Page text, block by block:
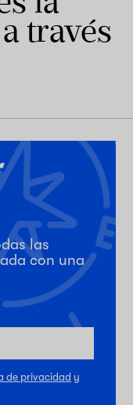
través
las
con una
de privacidad y